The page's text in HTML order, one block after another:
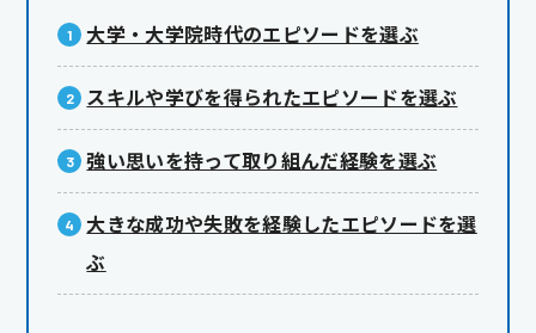
大学・大学院時代のエピソードを選ぶ
スキルや学びを得られたエピソードを選ぶ
強い思いを持って取り組んだ経験を選ぶ
大きな成功や失敗を経験したエピソードを選
ぶ